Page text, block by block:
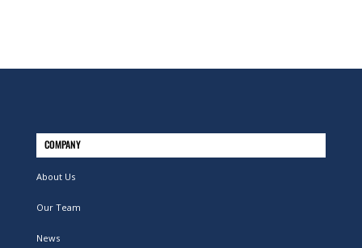
COMPANY
About Us
Our Team
News